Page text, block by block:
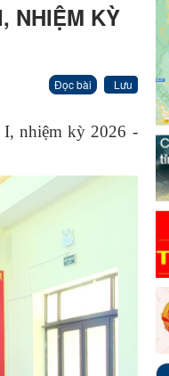
NHIỆM KỲ
Đọc bài Lưu
nhiệm kỳ 2026 -